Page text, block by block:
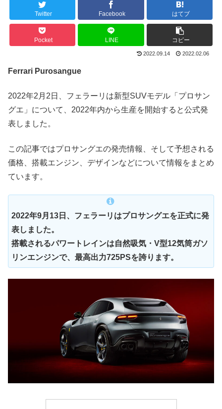
Twitter Facebook はてブ
Pocket LINE コピー
2022.09.14 2022.02.06
Ferrari Purosangue
2022年2月2日、フェラーリは新型SUVモデル「プロサン
グエ」について、2022年内から生産を開始すると公式発
表しました。
この記事ではプロサングエの発売情報、そして予想される
価格、搭載エンジン、デザインなどについて情報をまとめ
ています。
2022年9月13日、フェラーリはプロサングエを正式に発
表しました。
搭載されるパワートレインは自然吸気・V型12気筒ガソ
リンエンジンで、最高出力725PSを誇ります。